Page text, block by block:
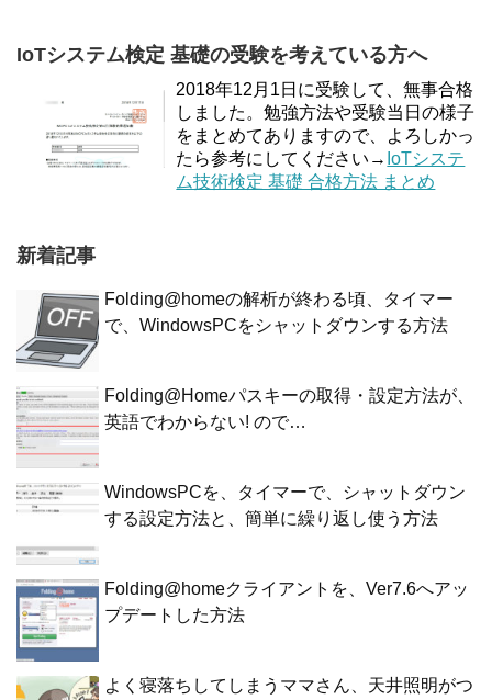
IoTシステム検定 基礎の受験を考えている方へ
2018年12月1日に受験して、無事合格
しました。勉強方法や受験当日の様子
をまとめてありますので、よろしかっ
たら参考にしてください→ IoTシステ
ム技術検定 基礎 合格方法 まとめ
新着記事
Folding@homeの解析が終わる頃、タイマー
で、WindowsPCをシャットダウンする方法
Folding@Homeパスキーの取得・設定方法が、
英語でわからない! ので…
WindowsPCを、タイマーで、シャットダウン
する設定方法と、簡単に繰り返し使う方法
Folding@homeクライアントを、Ver7.6へアッ
プデートした方法
よく寝落ちしてしまうママさん、天井照明がつ